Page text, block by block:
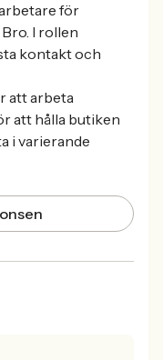
för
I rollen
kontakt och
att arbeta
att hålla butiken
i varierande